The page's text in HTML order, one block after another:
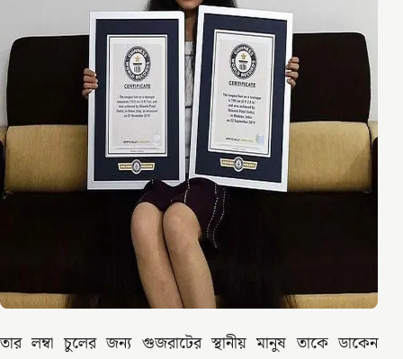
তার লম্বা চুলের জন্য গুজরাটের স্থানীয় মানুষ তাকে ডাকেন